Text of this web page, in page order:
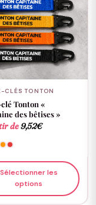
CLÉS TONTON
Tonton «
des bêtises »
de9,52€
Sélectionner les
options